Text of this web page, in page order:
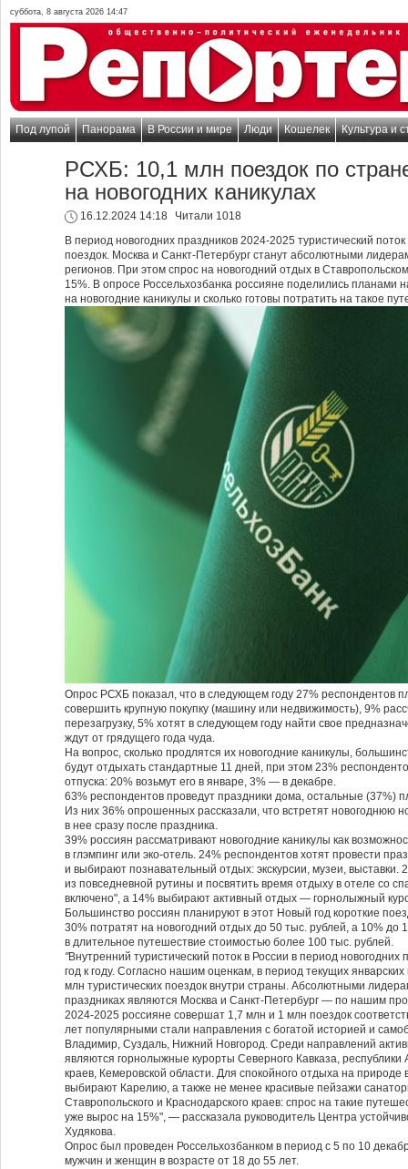
суббота, 8 августа 2026 14:47
Под лупой Панорама В России и мире Люди Кошелек Культура и
РСХБ: 10,1 млн поездок по
на новогодних каникулах
16.12.2024 14:18
Читали 1018
В период новогодних праздников 2024-2025 туристический
поездок. Москва и Санкт-Петербург станут абсолютными
регионов. При этом спрос на новогодний отдых в
15%. В опросе Россельхозбанка россияне поделились планами
на новогодние каникулы и сколько готовы потратить на такое
Опрос РСХБ показал, что в следующем году 27% респондентов
совершить крупную покупку (машину или недвижимость), 9%
перезагрузку, 5% хотят в следующем году найти свое
ждут от грядущего года чуда.
На вопрос, сколько продлятся их новогодние каникулы,
будут отдыхать стандартные 11 дней, при этом 23%
отпуска: 20% возьмут его в январе, 3% — в декабре.
63% респондентов проведут праздники дома, остальные (37%)
Из них 36% опрошенных рассказали, что встретят новогоднюю
в нее сразу после праздника.
39% россиян рассматривают новогодние каникулы как
в глэмпинг или эко-отель. 24% респондентов хотят провести
и выбирают познавательный отдых: экскурсии, музеи, выставки.
из повседневной рутины и посвятить время отдыху в отеле со
включено", а 14% выбирают активный отдых — горнолыжный
Большинство россиян планируют в этот Новый год короткие
30% потратят на новогодний отдых до 50 тыс. рублей, а 10% до
в длительное путешествие стоимостью более 100 тыс. рублей.
"Внутренний туристический поток в России в период новогодних
год к году. Согласно нашим оценкам, в период текущих
млн туристических поездок внутри страны. Абсолютными
праздниках являются Москва и Санкт-Петербург — по нашим
2024-2025 россияне совершат 1,7 млн и 1 млн поездок
лет популярными стали направления с богатой историей и
Владимир, Суздаль, Нижний Новгород. Среди направлений
являются горнолыжные курорты Северного Кавказа, республики
краев, Кемеровской области. Для спокойного отдыха на природе
выбирают Карелию, а также не менее красивые пейзажи
Ставропольского и Краснодарского краев: спрос на такие
уже вырос на 15%", — рассказала руководитель Центра
Худякова.
Опрос был проведен Россельхозбанком в период с 5 по 10
мужчин и женщин в возрасте от 18 до 55 лет.